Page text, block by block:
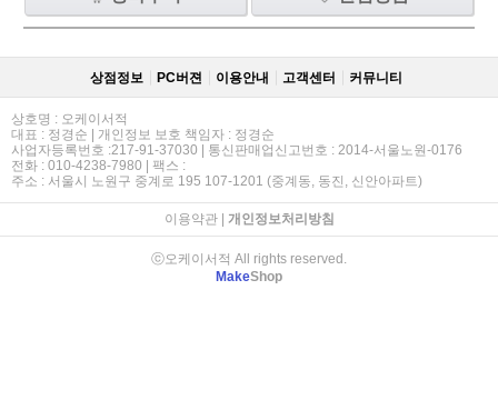
상점정보 PC버젼 이용안내 고객센터 커뮤니티
상호명 : 오케이서적
대표 : 정경순 | 개인정보 보호 책임자 : 정경순
사업자등록번호 :217-91-37030 | 통신판매업신고번호 : 2014-서울노원-0176
전화 : 010-4238-7980 | 팩스 :
주소 : 서울시 노원구 중계로 195 107-1201 (중계동, 동진, 신안아파트)
이용약관| 개인정보처리방침
ⓒ오케이서적 All rights reserved.
MakeShop